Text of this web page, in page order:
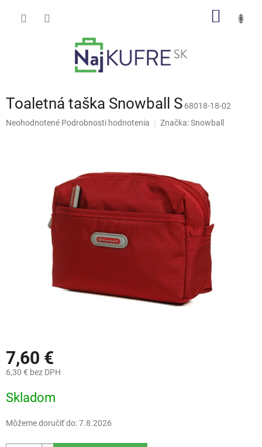
Toaletná taška Snowball S 68018-18-02
Priemerné
Neohodnotené Podrobnosti hodnotenia Značka:Snowball
7,60 €
6,30 € bez DPH
cena:
Skladom
Môžeme doručiť do:7.8.2026